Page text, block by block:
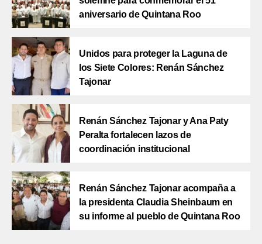
aniversario de Quintana Roo
Unidos para proteger la Laguna de
los Siete Colores: Renán Sánchez
Tajonar
Renán Sánchez Tajonar y Ana Paty
Peralta fortalecen lazos de
coordinación institucional
Renán Sánchez Tajonar acompaña a
la presidenta Claudia Sheinbaum en
su informe al pueblo de Quintana Roo